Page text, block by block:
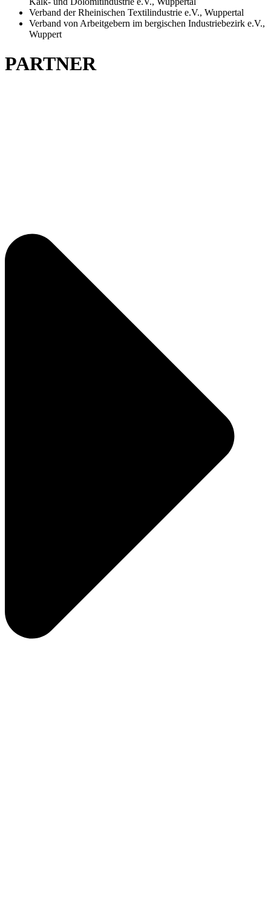
Verband der Rheinischen Textilindustrie e.V., Wuppertal
Verband von Arbeitgebern im bergischen Industriebezirk e.V.,
Wuppert
PARTNER